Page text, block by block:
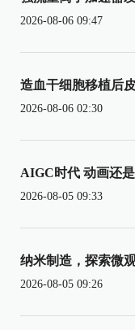
2026-08-06 09:47
造血干细胞移植后
2026-08-06 02:30
AIGC时代 动画还
2026-08-05 09:33
纳米制造，探索微
2026-08-05 09:26